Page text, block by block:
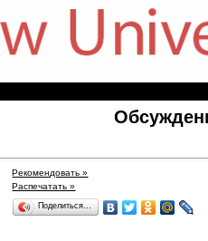
Рекомендовать »
Распечатать »
Поделиться…